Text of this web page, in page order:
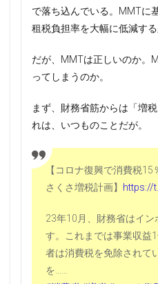
で落ち込んでいる。MMTに
租税負担率を大幅に低減する
だが、MMTは正しいのか。
ってしまうのか。
まず、財務省筋からは「増
れは、いつものことだが。
【コロナ復興で消費税
さくさ増税計画】 https://
23年10月、財務省はイン
す。これまでは事業収益
者は消費税を免除されて
を……